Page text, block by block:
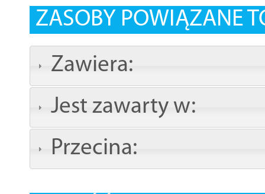
ZASOBY POWIĄZANE
Zawiera:
Jest zawarty w:
Przecina: